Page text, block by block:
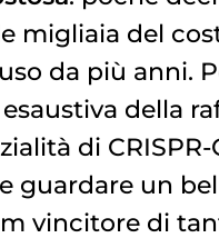
migliaia del
da più anni.
esaustiva della
di CRISPR-
guardare un
vincitore di